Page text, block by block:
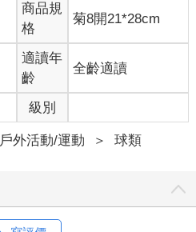
商品規
格
菊8開21*28cm
適讀年
齡
全齡適讀
級別
戶外活動/運動 ＞ 球類